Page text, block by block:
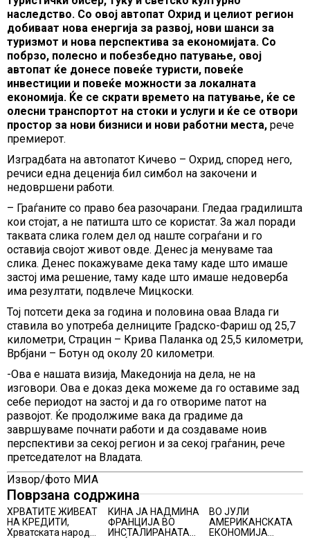
наследство. Со овој автопат Охрид и целиот регион
добиваат нова енергија за развој, нови шанси за
туризмот и нова перспектива за економијата. Со
побрзо, полесно и побезбедно патување, овој
автопат ќе донесе повеќе туристи, повеќе
инвестиции и повеќе можности за локалната
економија. Ќе се скрати времето на патување, ќе се
олесни транспортот на стоки и услуги и ќе се отвори
простор за нови бизниси и нови работни места, рече
премиерот.
Изградбата на автопатот Кичево – Охрид, според него,
речиси една деценија бил симбол на закочени и
недовршени работи.
– Граѓаните со право беа разочарани. Гледаа градилишта
кои стојат, а не патишта што се користат. За жал поради
таквата слика голем дел од наште сограѓани и го
оставија својот живот овде. Денес ја менуваме таа
слика. Денес покажуваме дека таму каде што имаше
застој има решение, таму каде што имаше недоверба
има резултати, подвлече Мицкоски.
Тој потсети дека за година и половина оваа Влада ги
ставила во употреба делниците Градско-Фариш од 25,7
километри, Страцин – Крива Паланка од 25,5 километри,
Врбјани – Ботун од околу 20 километри.
-Oва е нашата визија, Македонија на дела, не на
изговори. Ова е доказ дека можеме да го оставиме зад
себе периодот на застој и да го отвориме патот на
развојот. Ќе продолжиме вака да градиме да
завршуваме почнати работи и да создаваме ноив
перспективи за секој регион и за секој граѓанин, рече
претседателот на Владата.
Извор/фото МИА
Поврзана содржина
ХРВАТИТЕ ЖИВЕАТ
НА КРЕДИТИ,
Хрватската народна
КИНА ЈА НАДМИНА
ФРАНЦИЈА ВО
ИНСТАЛИРАНАТА
ВО ЈУЛИ
АМЕРИКАНСКАТА
ЕКОНОМИЈА